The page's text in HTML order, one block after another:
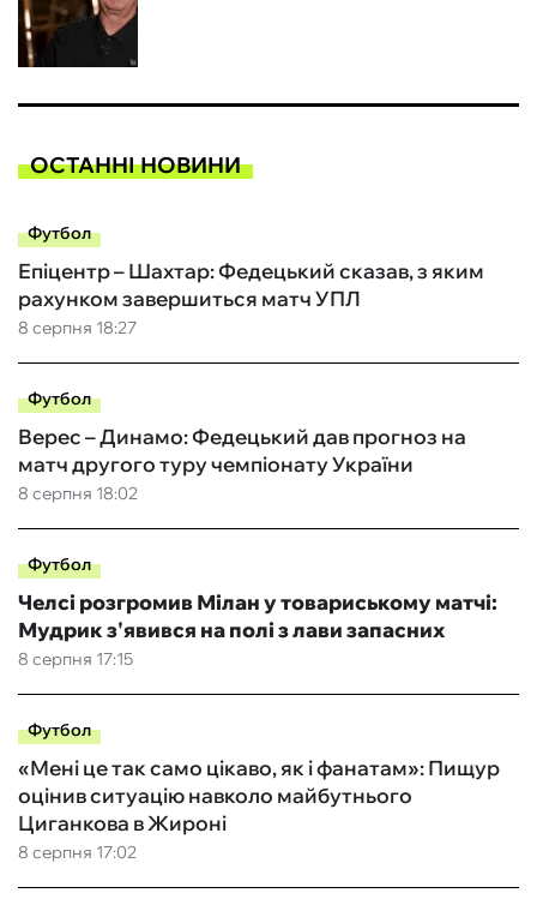
ОСТАННІ НОВИНИ
Футбол
8 серпня 18:27
Епіцентр – Шахтар: Федецький сказав, з яким
рахунком завершиться матч УПЛ
Футбол
8 серпня 18:02
Верес – Динамо: Федецький дав прогноз на
матч другого туру чемпіонату України
Футбол
8 серпня 17:15
Челсі розгромив Мілан у товариському матчі:
Мудрик з'явився на полі з лави запасних
Футбол
8 серпня 17:02
«Мені це так само цікаво, як і фанатам»: Пищур
оцінив ситуацію навколо майбутнього
Циганкова в Жироні